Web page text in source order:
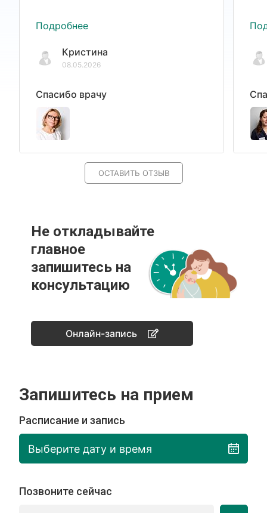
Подробнее
Кристина
08.05.2026
Спасибо врачу
ОСТАВИТЬ ОТЗЫВ
Не откладывайте
главное
запишитесь на
консультацию
Онлайн-запись
Запишитесь на прием
Расписание и запись
Выберите дату и время
Позвоните сейчас